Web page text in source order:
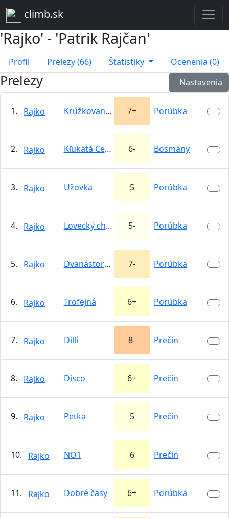
climb.sk
'Rajko' - 'Patrik Rajčan'
Profil Prelezy (66) Štatistiky Ocenenia (0)
Prelezy Nastavenia
1. Rajko Krúžkovanie vtákov 7+ Porúbka
2. Rajko Kľukatá Cesta 6- Bosmany
3. Rajko Užovka 5 Porúbka
4. Rajko Lovecký chodník 5- Porúbka
5. Rajko Dvanástorák 7- Porúbka
6. Rajko Trofejná 6+ Porúbka
7. Rajko Dillí 8- Prečín
8. Rajko Disco 6+ Prečín
9. Rajko Petka 5 Prečín
10. Rajko NO1 6 Prečín
11. Rajko Dobré časy 6+ Porúbka